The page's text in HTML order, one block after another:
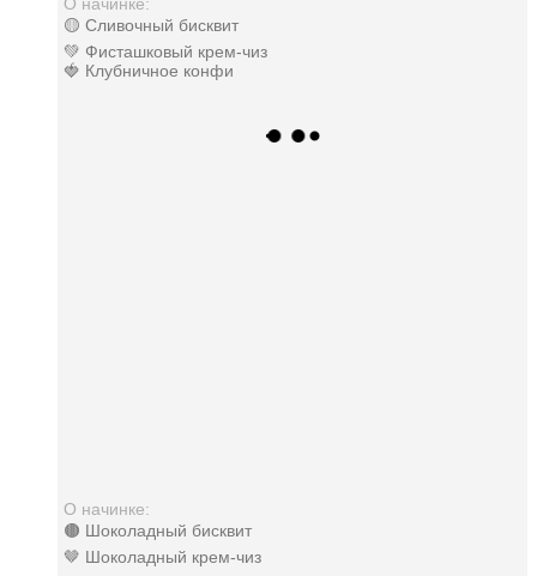
О начинке:
🟡 Сливочный бисквит
💚 Фисташковый крем-чиз
🍓 Клубничное конфи
О начинке:
🟤 Шоколадный бисквит
🤎 Шоколадный крем-чиз